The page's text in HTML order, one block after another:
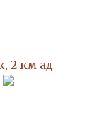
2 км ад